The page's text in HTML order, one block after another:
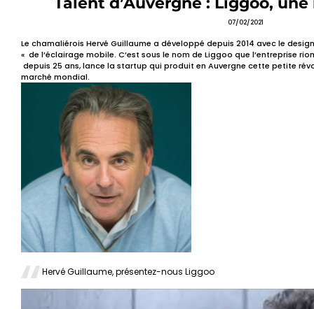
07/02/2021
Le chamaliérois Hervé Guillaume a développé depuis 2014 avec le
« de l’éclairage mobile. C’est sous le nom de Liggoo que l’entreprise
depuis 25 ans, lance la startup qui produit en Auvergne cette petite
marché mondial.
Hervé Guillaume, présentez-nous Liggoo